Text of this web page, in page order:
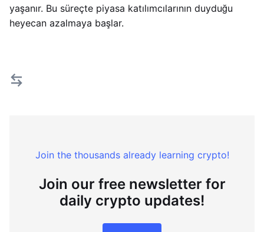
yaşanır. Bu süreçte piyasa katılımcılarının duyduğu
heyecan azalmaya başlar.
Join the thousands already learning crypto!
Join our free newsletter for
daily crypto updates!